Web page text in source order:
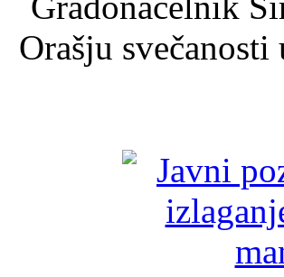
Orašju